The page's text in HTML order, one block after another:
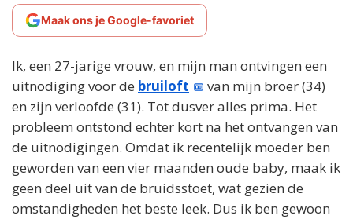
Maak ons je Google-favoriet
Ik, een 27-jarige vrouw, en mijn man ontvingen een
uitnodiging voor de bruiloft
van mijn broer (34)
en zijn verloofde (31). Tot dusver alles prima. Het
probleem ontstond echter kort na het ontvangen van
de uitnodigingen. Omdat ik recentelijk moeder ben
geworden van een vier maanden oude baby, maak ik
geen deel uit van de bruidsstoet, wat gezien de
omstandigheden het beste leek. Dus ik ben gewoon